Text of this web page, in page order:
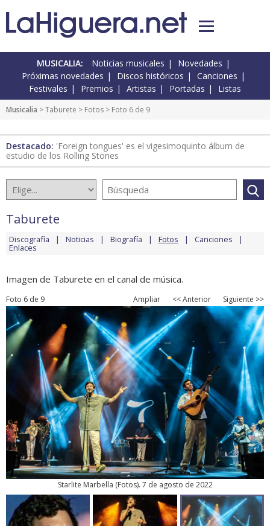
MUSICALIA: Noticias musicales
Novedades
Próximas novedades
Discos históricos
Canciones
Festivales
Premios Artistas Portadas Listas
Musicalia >Taburete > Fotos > Foto 6 de 9
Destacado: 'Foreign tongues' es el vigesimoquinto álbum de
estudio de los Rolling Stones
Taburete
Discografía Noticias Biografía Fotos Canciones
Enlaces
Imagen de Taburete en el canal de música.
Foto 6 de 9 Ampliar << Anterior Siguiente >>
Starlite Marbella (Fotos). 7 de agosto de 2022